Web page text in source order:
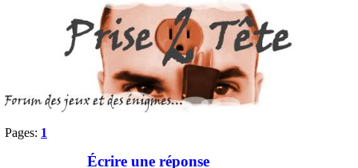
Pages: 1
Écrire une réponse